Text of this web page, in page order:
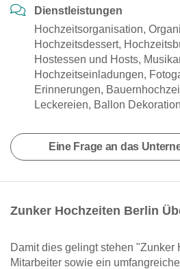
Dienstleistungen
Hochzeitsorganisation,
Hochzeitsdessert,
Hostessen und Hosts,
Hochzeitseinladungen,
Erinnerungen,
Leckereien, Ballon
Eine Frage an das
Zunker Hochzeiten Berlin
Damit dies gelingt stehen "Zunker
Mitarbeiter sowie ein